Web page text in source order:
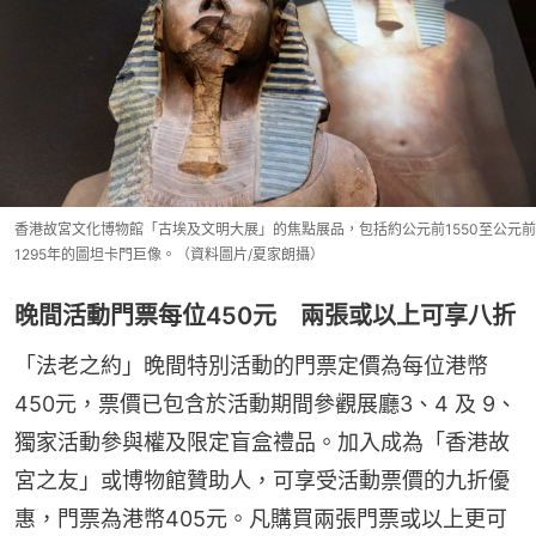
香港故宮文化博物館「古埃及文明大展」的焦點展品，包括約公元前1550至公元前
1295年的圖坦卡門巨像。（資料圖片/夏家朗攝）
晚間活動門票每位450元 兩張或以上可享八折
「法老之約」晚間特別活動的門票定價為每位港幣
450元，票價已包含於活動期間參觀展廳3、4 及 9、
獨家活動參與權及限定盲盒禮品。加入成為「香港故
宮之友」或博物館贊助人，可享受活動票價的九折優
惠，門票為港幣405元。凡購買兩張門票或以上更可